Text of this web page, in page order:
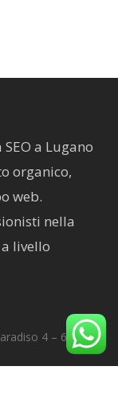
a Lugano
organico,
web.
nella
livello
4 – 6900